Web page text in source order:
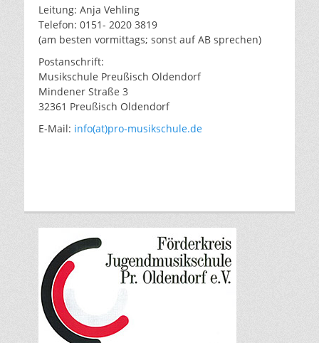
Leitung: Anja Vehling
Telefon: 0151- 2020 3819
(am besten vormittags; sonst auf AB sprechen)
Postanschrift:
Musikschule Preußisch Oldendorf
Mindener Straße 3
32361 Preußisch Oldendorf
E-Mail: info(at)pro-musikschule.de